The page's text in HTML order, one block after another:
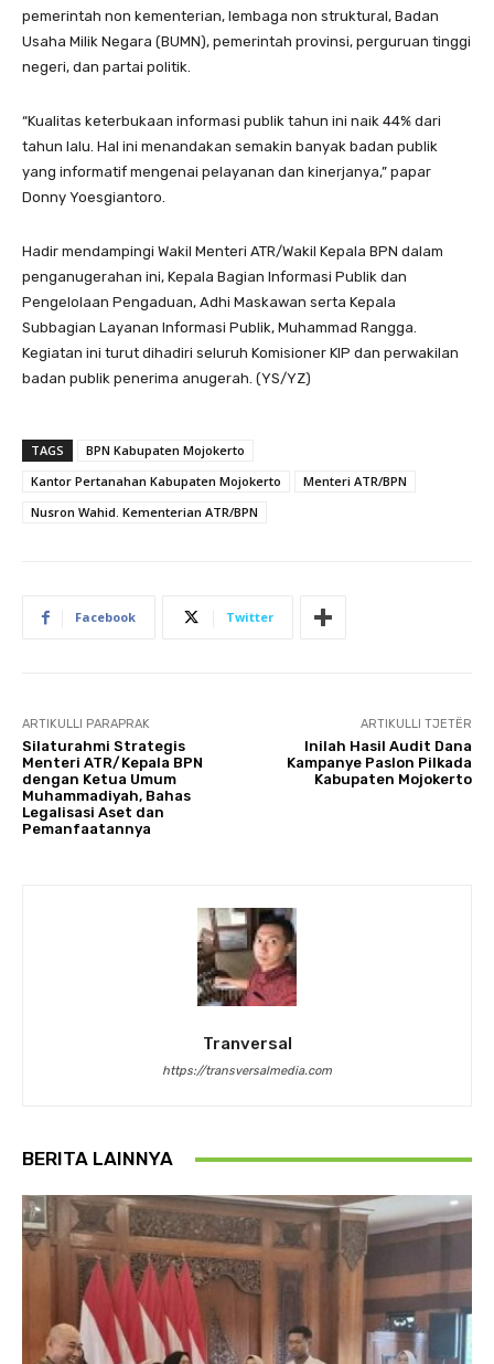
pemerintah non kementerian, lembaga non struktural, Badan
Usaha Milik Negara (BUMN), pemerintah provinsi, perguruan tinggi
negeri, dan partai politik.
“Kualitas keterbukaan informasi publik tahun ini naik 44% dari
tahun lalu. Hal ini menandakan semakin banyak badan publik
yang informatif mengenai pelayanan dan kinerjanya,” papar
Donny Yoesgiantoro.
Hadir mendampingi Wakil Menteri ATR/Wakil Kepala BPN dalam
penganugerahan ini, Kepala Bagian Informasi Publik dan
Pengelolaan Pengaduan, Adhi Maskawan serta Kepala
Subbagian Layanan Informasi Publik, Muhammad Rangga.
Kegiatan ini turut dihadiri seluruh Komisioner KIP dan perwakilan
badan publik penerima anugerah. (YS/YZ)
TAGS
BPN Kabupaten Mojokerto
Kantor Pertanahan Kabupaten Mojokerto
Menteri ATR/BPN
Nusron Wahid. Kementerian ATR/BPN
Facebook Twitter
ARTIKULLI PARAPRAK
Silaturahmi Strategis
Menteri ATR/Kepala BPN
dengan Ketua Umum
Muhammadiyah, Bahas
Legalisasi Aset dan
Pemanfaatannya
ARTIKULLI TJETËR
Inilah Hasil Audit Dana
Kampanye Paslon Pilkada
Kabupaten Mojokerto
Tranversal
https://transversalmedia.com
BERITA LAINNYA